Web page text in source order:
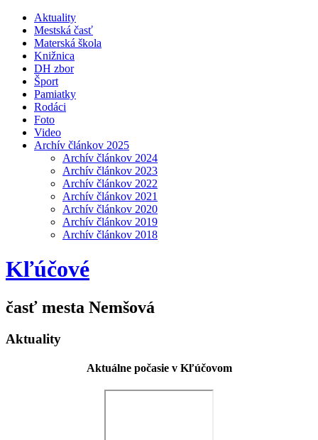
Aktuality
Mestská časť
Materská škola
Knižnica
DH zbor
Šport
Pamiatky
Rodáci
Foto
Video
Archív článkov 2025
Archív článkov 2024
Archív článkov 2023
Archív článkov 2022
Archív článkov 2021
Archív článkov 2020
Archív článkov 2019
Archív článkov 2018
Kľúčové
časť mesta Nemšová
Aktuality
Aktuálne počasie v Kľúčovom